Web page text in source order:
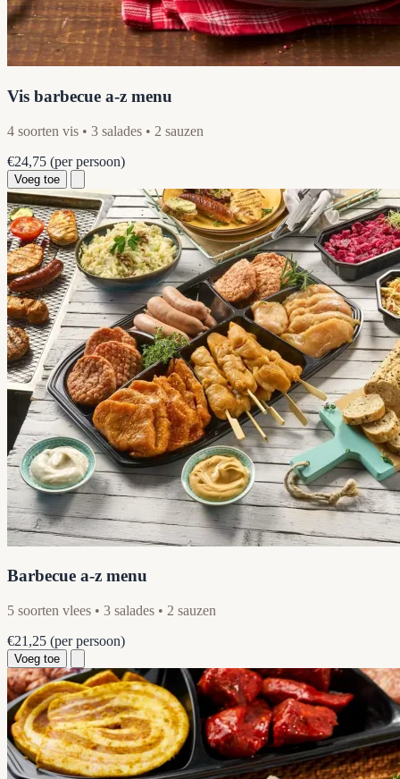
Vis barbecue a-z menu
4 soorten vis • 3 salades • 2 sauzen
€24,75 (per persoon)
Voeg toe
Barbecue a-z menu
5 soorten vlees • 3 salades • 2 sauzen
€21,25 (per persoon)
Voeg toe